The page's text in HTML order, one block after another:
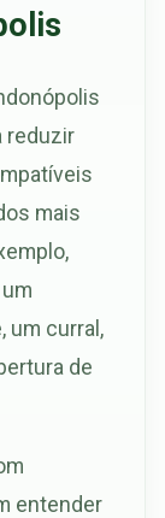
reduzir
mais
um curral,
de
entender